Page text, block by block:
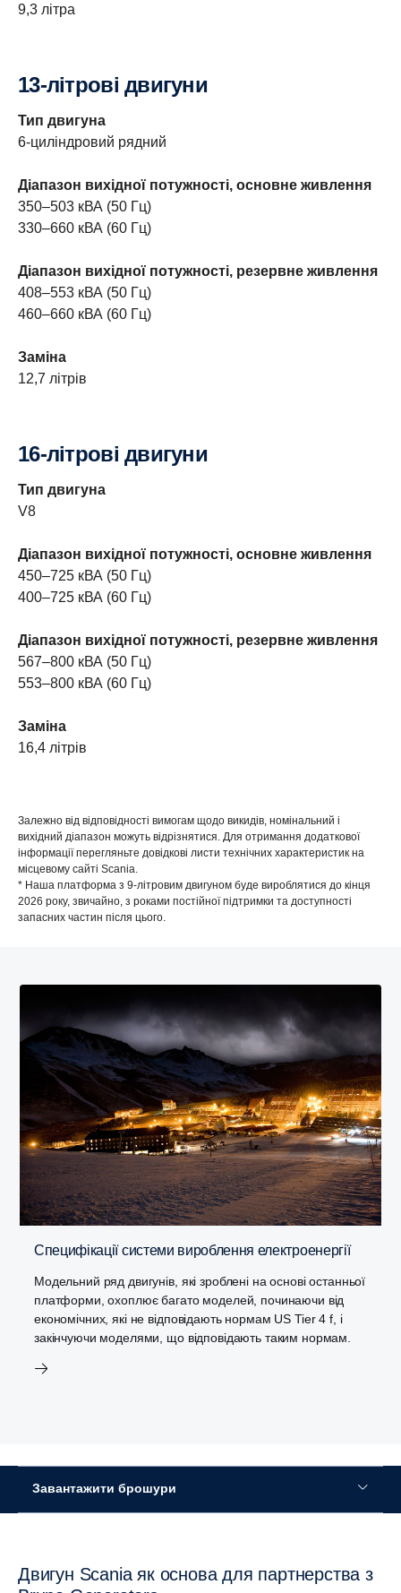
9,3 літра
13-літрові двигуни
Тип двигуна
6-циліндровий рядний
Діапазон вихідної потужності, основне живлення
350–503 кВА (50 Гц)
330–660 кВА (60 Гц)
Діапазон вихідної потужності, резервне живлення
408–553 кВА (50 Гц)
460–660 кВА (60 Гц)
Заміна
12,7 літрів
16-літрові двигуни
Тип двигуна
V8
Діапазон вихідної потужності, основне живлення
450–725 кВА (50 Гц)
400–725 кВА (60 Гц)
Діапазон вихідної потужності, резервне живлення
567–800 кВА (50 Гц)
553–800 кВА (60 Гц)
Заміна
16,4 літрів
Залежно від відповідності вимогам щодо викидів, номінальний і
вихідний діапазон можуть відрізнятися. Для отримання додаткової
інформації перегляньте довідкові листи технічних характеристик на
місцевому сайті Scania.
* Наша платформа з 9-літровим двигуном буде вироблятися до кінця
2026 року, звичайно, з роками постійної підтримки та доступності
запасних частин після цього.
Специфікації системи вироблення електроенергії
Модельний ряд двигунів, які зроблені на основі останньої
платформи, охоплює багато моделей, починаючи від
економічних, які не відповідають нормам US Tier 4 f, і
закінчуючи моделями, що відповідають таким нормам.
Завантажити брошури
Двигун Scania як основа для партнерства з